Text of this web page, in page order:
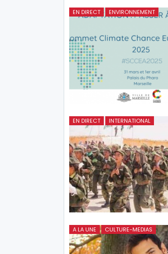
EN DIRECT ENVIRONNEMENT
EN DIRECT INTERNATIONAL
A LA UNE CULTURE-MEDIAS